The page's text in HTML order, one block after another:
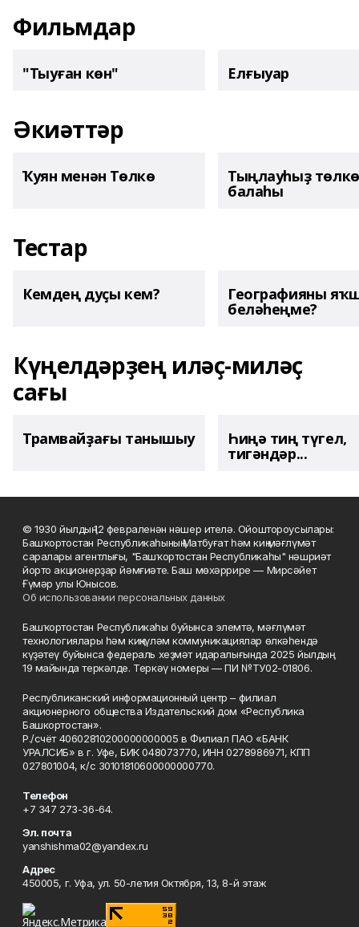
Фильмдар
"Тыуған көн" Елғыуар
Әкиәттәр
Ҡуян менән Төлкө Тыңлауһыҙ төлкө
балаһы
Тестар
Кемдең дуҫы кем? Географияны
беләһеңме?
Күңелдәрҙең иләҫ-миләҫ
сағы
Трамвайҙағы танышыу Һиңә тиң түгел,
тигәндәр...
© 1930 йылдың 12 февраленән нәшер ителә. Ойоштороусылары:
Башҡортостан Республикаһының Матбуғат һәм киң мәғлүмәт
саралары агентлығы, "Башҡортостан Республикаһы" нәшриәт
йорто акционерҙар йәмғиәте. Баш мөхәррире — Мирсәйет
Ғүмәр улы Юнысов.
Об использовании персональных данных
Башҡортостан Республикаһы буйынса элемтә, мәғлүмәт
технологиялары һәм киңкүләм коммуникациялар өлкәһендә
күҙәтеү буйынса федераль хеҙмәт идаралығында 2025 йылдың
19 майында теркәлде. Теркәү номеры — ПИ №ТУ02-01806.
Республиканский информационный центр – филиал
акционерного общества Издательский дом «Республика
Башкортостан».
Р./счёт 40602810200000000005 в Филиал ПАО «БАНК
УРАЛСИБ» в г. Уфе, БИК 048073770, ИНН 0278986971, КПП
027801004, к/с 30101810600000000770.
Телефон
+7 347 273-36-64.
Эл. почта
yanshishma02@yandex.ru
Адрес
450005, г. Уфа, ул. 50-летия Октября, 13, 8-й этаж